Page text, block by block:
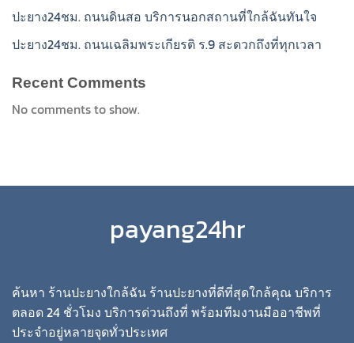
ปะยาง24ชม. ถนนดินสอ บริการนอกสถานที่ใกล้ฉันทันใจ
ปะยาง24ชม. ถนนเฉลิมพระเกียรติ ร.9 สะดวกถึงที่ทุกเวลา
Recent Comments
No comments to show.
payang24hr
ค้นหา ร้านปะยางใกล้ฉัน ร้านปะยางที่ดีที่สุดใกล้คุณ บริการ
ตลอด 24 ชั่วโมง บริการด่วนถึงที่ พร้อมทีมงานมืออาชีพที่
ประจำอยู่หลายจุดทั่วประเทศ